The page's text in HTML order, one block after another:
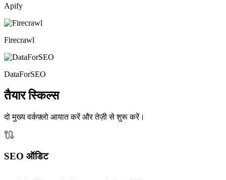
Apify
Firecrawl
DataForSEO
तैयार स्किल्स
दो मुख्य वर्कफ़्लो आयात करें और तेज़ी से शुरू करें।
SEO ऑडिट